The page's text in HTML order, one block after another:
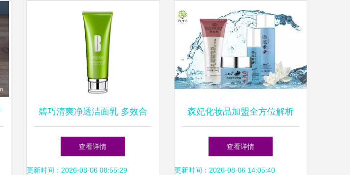
碧巧清爽净透洁面乳 多效合
一，开辟年青市场新思路
查看详情
更新时间：2026-08-06 08:55:29
森妃化妆品加盟全方位解析
费用、优势与加盟条件一览
查看详情
更新时间：2026-08-06 14:05:40